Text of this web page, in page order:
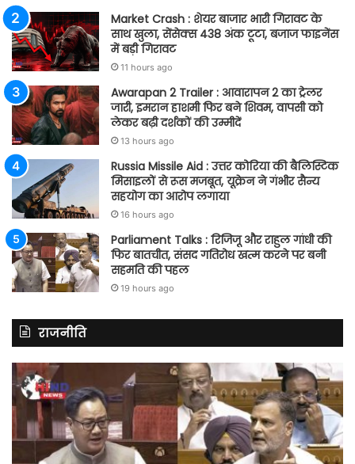
Market Crash : शेयर बाजार भारी गिरावट के
साथ खुला, सेंसेक्स 438 अंक टूटा, बजाज फाइनेंस
में बड़ी गिरावट
11 hours ago
Awarapan 2 Trailer : आवारापन 2 का ट्रेलर
जारी, इमरान हाशमी फिर बने शिवम, वापसी को
लेकर बढ़ी दर्शकों की उम्मीदें
13 hours ago
Russia Missile Aid : उत्तर कोरिया की बैलिस्टिक
मिसाइलों से रूस मजबूत, यूक्रेन ने गंभीर सैन्य
सहयोग का आरोप लगाया
16 hours ago
Parliament Talks : रिजिजू और राहुल गांधी की
फिर बातचीत, संसद गतिरोध खत्म करने पर बनी
सहमति की पहल
19 hours ago
राजनीति